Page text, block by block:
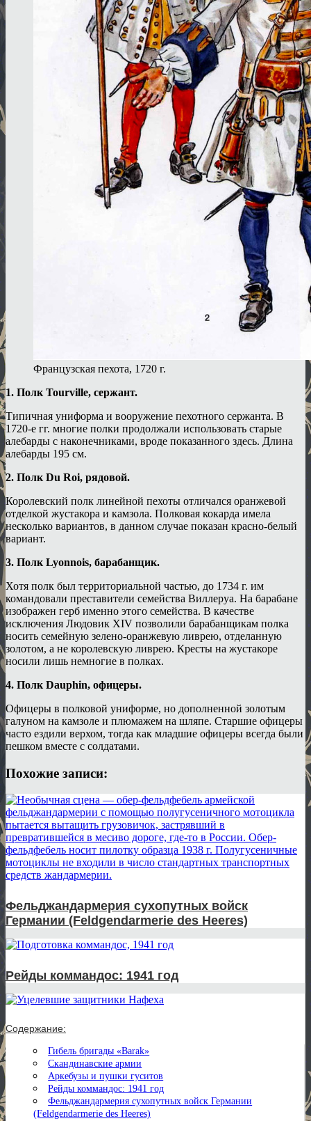
Французская пехота, 1720 г.
1. Полк Tourville, сержант.
Типичная униформа и вооружение пехотного сержанта. В
1720-е гг. многие полки продолжали использовать старые
алебарды с наконечниками, вроде показанного здесь. Длина
алебарды 195 см.
2. Полк Du Roi, рядовой.
Королевский полк линейной пехоты отличался оранжевой
отделкой жустакора и камзола. Полковая кокарда имела
несколько вариантов, в данном случае показан красно-белый
вариант.
3. Полк Lyonnois, барабанщик.
Хотя полк был территориальной частью, до 1734 г. им
командовали преставители семейства Виллеруа. На барабане
изображен герб именно этого семейства. В качестве
исключения Людовик XIV позволили барабанщикам полка
носить семейную зелено-оранжевую ливрею, отделанную
золотом, а не королевскую ливрею. Кресты на жустакоре
носили лишь немногие в полках.
4. Полк Dauphin, офицеры.
Офицеры в полковой униформе, но дополненной золотым
галуном на камзоле и плюмажем на шляпе. Старшие офицеры
часто ездили верхом, тогда как младшие офицеры всегда были
пешком вместе с солдатами.
Похожие записи:
Фельджандармерия сухопутных войск
Германии (Feldgendarmerie des Heeres)
Рейды коммандос: 1941 год
Содержание:
Гибель бригады «Barak»
Скандинавские армии
Аркебузы и пушки гуситов
Рейды коммандос: 1941 год
Фельджандармерия сухопутных войск Германии
(Feldgendarmerie des Heeres)